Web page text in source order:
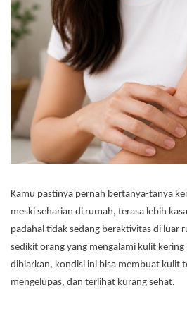
Kamu pastinya pernah bertanya-tanya
meski seharian di rumah, terasa lebih
padahal tidak sedang beraktivitas di luar
sedikit orang yang mengalami kulit
dibiarkan, kondisi ini bisa membuat kulit
mengelupas, dan terlihat kurang sehat.